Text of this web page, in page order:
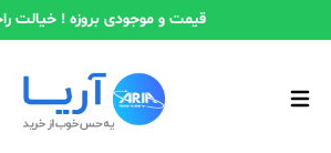
قیمت و موجودی بروزه ! خیالت